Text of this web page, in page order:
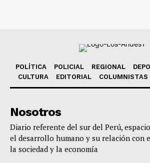
POLÍTICA POLICIAL REGIONAL
CULTURA
EDITORIAL COLUMNISTAS
Nosotros
Diario referente del sur del Perú,
el desarrollo humano y su relación con
la sociedad y la economía